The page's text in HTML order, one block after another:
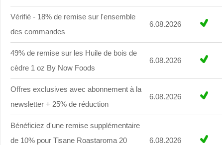
Vérifié - 18% de remise sur l'ensemble
des commandes
6.08.2026
49% de remise sur les Huile de bois de
cèdre 1 oz By Now Foods
6.08.2026
Offres exclusives avec abonnement à la
newsletter + 25% de réduction
6.08.2026
Bénéficiez d'une remise supplémentaire
de 10% pour Tisane Roastaroma 20
6.08.2026